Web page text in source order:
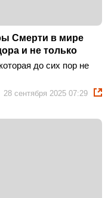
Смерти в мире
и не только
до сих пор не
28 сентября 2025 07:29